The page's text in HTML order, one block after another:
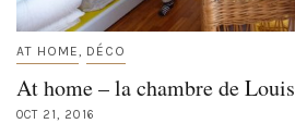
AT HOME, DÉCO
At home – la chambre de Louis
OCT 21, 2016